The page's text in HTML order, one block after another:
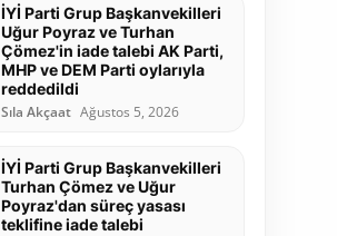
İYİ Parti Grup Başkanvekilleri
Uğur Poyraz ve Turhan
Çömez'in iade talebi AK Parti,
MHP ve DEM Parti oylarıyla
reddedildi
Sıla Akçaat Ağustos 5, 2026
İYİ Parti Grup Başkanvekilleri
Turhan Çömez ve Uğur
Poyraz'dan süreç yasası
teklifine iade talebi